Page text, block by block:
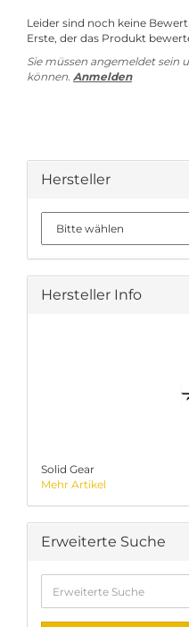
Leider sind noch keine
Erste, der das Produkt
Sie müssen angemeldet sein
können. Anmelden
Hersteller
Hersteller Info
Solid Gear
Mehr Artikel
Erweiterte Suche
Suche